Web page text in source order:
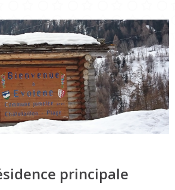
principale